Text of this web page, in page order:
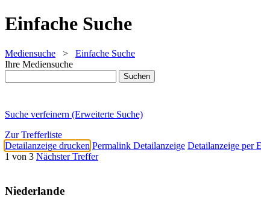
Einfache Suche
Mediensuche > Einfache Suche
Ihre Mediensuche
Suche verfeinern (Erweiterte Suche)
Zur Trefferliste
Detailanzeige drucken Permalink Detailanzeige Detailanzeige per
1 von 3 Nächster Treffer
Niederlande